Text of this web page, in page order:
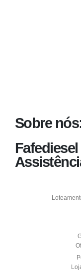
Sobre